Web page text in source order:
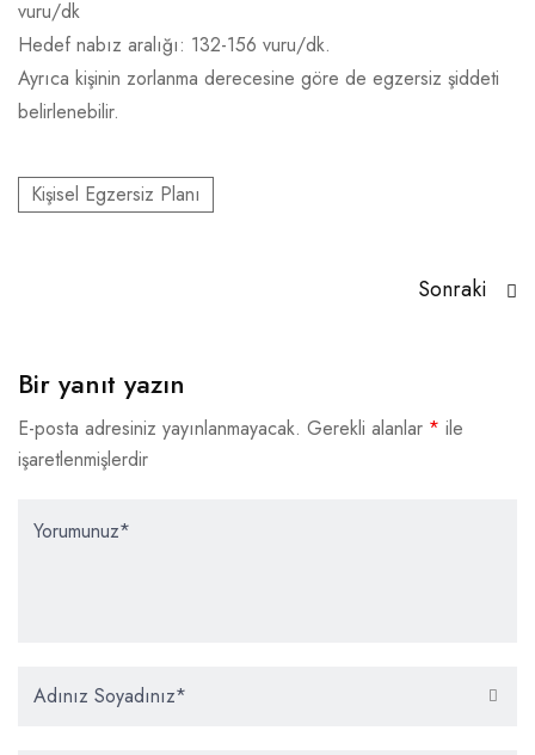
vuru/dk
Hedef nabız aralığı: 132-156 vuru/dk.
Ayrıca kişinin zorlanma derecesine göre de egzersiz şiddeti
belirlenebilir.
Kişisel Egzersiz Planı
Sonraki
Bir yanıt yazın
E-posta adresiniz yayınlanmayacak. Gerekli alanlar * ile
işaretlenmişlerdir